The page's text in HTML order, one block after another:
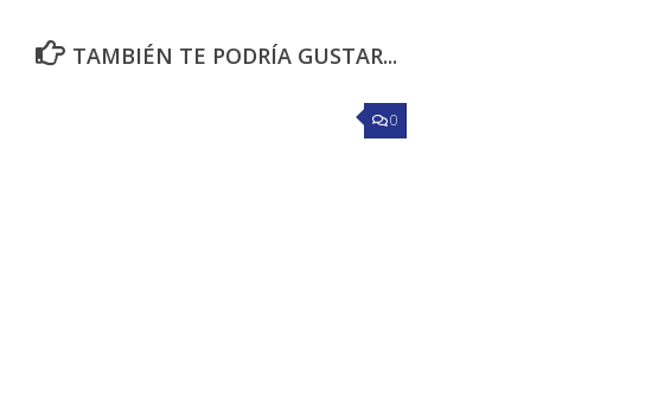
TAMBIÉN TE PODRÍA GUSTAR...
0